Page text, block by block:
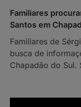
Familiares
Santos em
Familiares de
busca de
Chapadão do Sul.